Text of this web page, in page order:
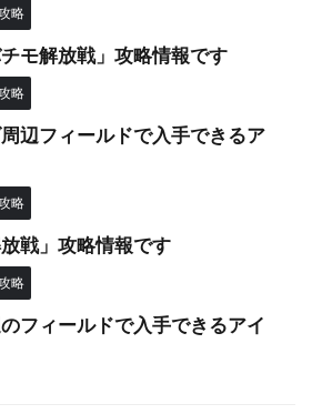
略
モ解放戦」攻略情報です
略
辺フィールドで入手できるア
略
戦」攻略情報です
略
フィールドで入手できるアイ